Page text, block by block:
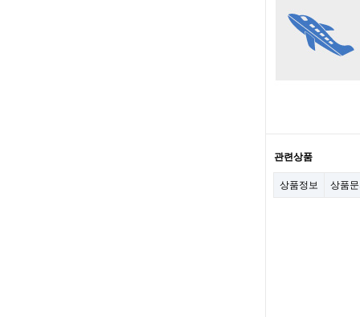
관련상품
상품정보 상품